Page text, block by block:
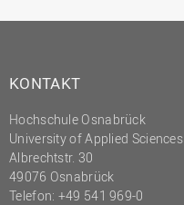
KONTAKT
Hochschule Osnabrück
University of Applied Sciences
Albrechtstr. 30
49076 Osnabrück
Telefon: +49 541 969-0